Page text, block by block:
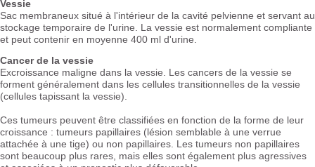
Vessie
Sac membraneux situé à l'intérieur de la cavité pelvienne et servant au
stockage temporaire de l'urine. La vessie est normalement compliante
et peut contenir en moyenne 400 ml d'urine.
Cancer de la vessie
Excroissance maligne dans la vessie. Les cancers de la vessie se
forment généralement dans les cellules transitionnelles de la vessie
(cellules tapissant la vessie).
Ces tumeurs peuvent être classifiées en fonction de la forme de leur
croissance : tumeurs papillaires (lésion semblable à une verrue
attachée à une tige) ou non papillaires. Les tumeurs non papillaires
sont beaucoup plus rares, mais elles sont également plus agressives